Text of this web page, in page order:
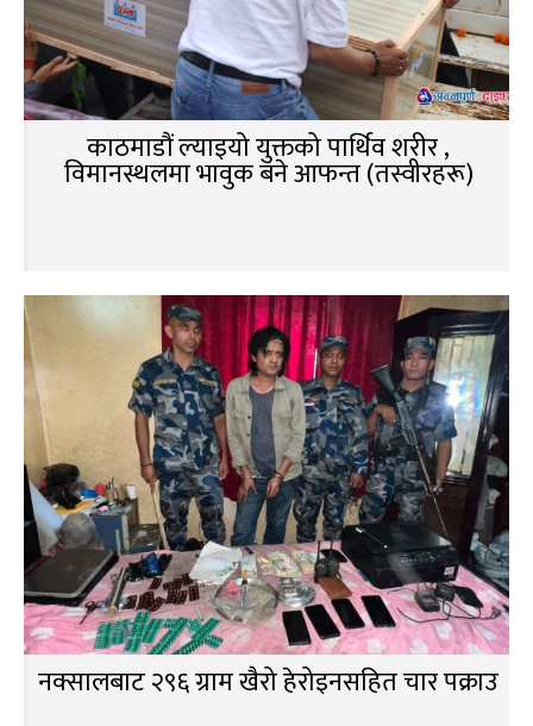
काठमाडौं ल्याइयो युक्तको पार्थिव शरीर ,
विमानस्थलमा भावुक बने आफन्त (तस्वीरहरू)
नक्सालबाट २९६ ग्राम खैरो हेरोइनसहित चार पक्राउ